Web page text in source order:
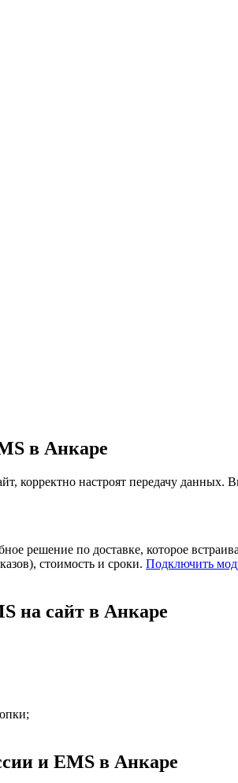
в Анкаре
корректно настроят передачу
решение по доставке, которое
стоимость и сроки. Подключить
на сайт в Анкаре
и EMS в Анкаре